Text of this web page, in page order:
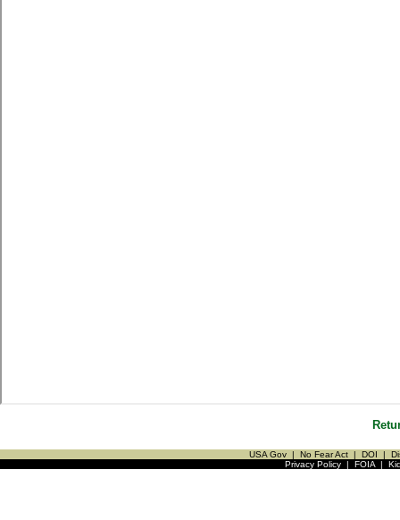
USA Gov | No Fear Act | DOI |
Privacy Policy| FOIA|